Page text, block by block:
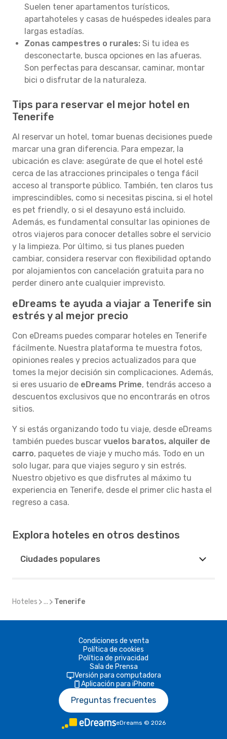
Suelen tener apartamentos turísticos,
apartahoteles y casas de huéspedes ideales para
largas estadías.
Zonas campestres o rurales: Si tu idea es
desconectarte, busca opciones en las afueras.
Son perfectas para descansar, caminar, montar
bici o disfrutar de la naturaleza.
Tips para reservar el mejor hotel en
Tenerife
Al reservar un hotel, tomar buenas decisiones puede
marcar una gran diferencia. Para empezar, la
ubicación es clave: asegúrate de que el hotel esté
cerca de las atracciones principales o tenga fácil
acceso al transporte público. También, ten claros tus
imprescindibles, como si necesitas piscina, si el hotel
es pet friendly, o si el desayuno está incluido.
Además, es fundamental consultar las opiniones de
otros viajeros para conocer detalles sobre el servicio
y la limpieza. Por último, si tus planes pueden
cambiar, considera reservar con flexibilidad optando
por alojamientos con cancelación gratuita para no
perder dinero ante cualquier imprevisto.
eDreams te ayuda a viajar a Tenerife sin
estrés y al mejor precio
Con eDreams puedes comparar hoteles en Tenerife
fácilmente. Nuestra plataforma te muestra fotos,
opiniones reales y precios actualizados para que
tomes la mejor decisión sin complicaciones. Además,
si eres usuario de eDreams Prime, tendrás acceso a
descuentos exclusivos que no encontrarás en otros
sitios.
Y si estás organizando todo tu viaje, desde eDreams
también puedes buscar vuelos baratos, alquiler de
carro, paquetes de viaje y mucho más. Todo en un
solo lugar, para que viajes seguro y sin estrés.
Nuestro objetivo es que disfrutes al máximo tu
experiencia en Tenerife, desde el primer clic hasta el
regreso a casa.
Explora hoteles en otros destinos
Ciudades populares
Hoteles ... Tenerife
Condiciones de venta
Política de cookies
Política de privacidad
Sala de Prensa
Versión para computadora
Aplicación para iPhone
Preguntas frecuentes
eDreams © 2026